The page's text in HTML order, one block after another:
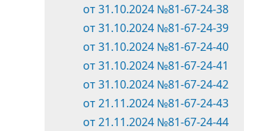
от 31.10.2024 №81-67-24-38
от 31.10.2024 №81-67-24-39
от 31.10.2024 №81-67-24-40
от 31.10.2024 №81-67-24-41
от 31.10.2024 №81-67-24-42
от 21.11.2024 №81-67-24-43
от 21.11.2024 №81-67-24-44